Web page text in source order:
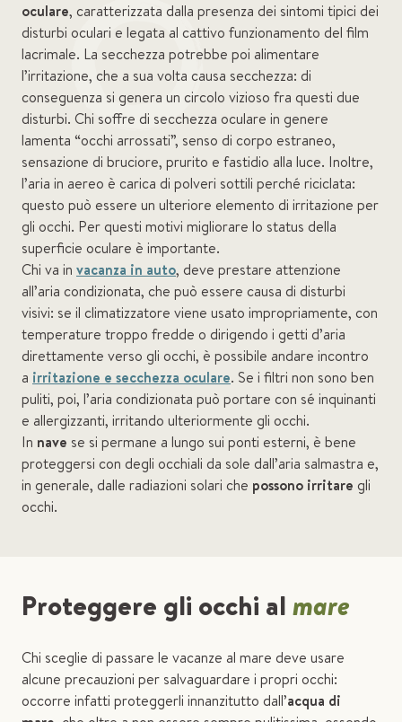
oculare, caratterizzata dalla presenza dei sintomi tipici dei
disturbi oculari e legata al cattivo funzionamento del film
lacrimale. La secchezza potrebbe poi alimentare
l’irritazione, che a sua volta causa secchezza: di
conseguenza si genera un circolo vizioso fra questi due
disturbi. Chi soffre di secchezza oculare in genere
lamenta “occhi arrossati”, senso di corpo estraneo,
sensazione di bruciore, prurito e fastidio alla luce. Inoltre,
l’aria in aereo è carica di polveri sottili perché riciclata:
questo può essere un ulteriore elemento di irritazione per
gli occhi. Per questi motivi migliorare lo status della
superficie oculare è importante.
Chi va in vacanza in auto, deve prestare attenzione
all’aria condizionata, che può essere causa di disturbi
visivi: se il climatizzatore viene usato impropriamente, con
temperature troppo fredde o dirigendo i getti d’aria
direttamente verso gli occhi, è possibile andare incontro
a irritazione e secchezza oculare. Se i filtri non sono ben
puliti, poi, l’aria condizionata può portare con sé inquinanti
e allergizzanti, irritando ulteriormente gli occhi.
In nave se si permane a lungo sui ponti esterni, è bene
proteggersi con degli occhiali da sole dall’aria salmastra e,
in generale, dalle radiazioni solari che possono irritare gli
occhi.
Proteggere gli occhi almare
Chi sceglie di passare le vacanze al mare deve usare
alcune precauzioni per salvaguardare i propri occhi:
occorre infatti proteggerli innanzitutto dall’acqua di